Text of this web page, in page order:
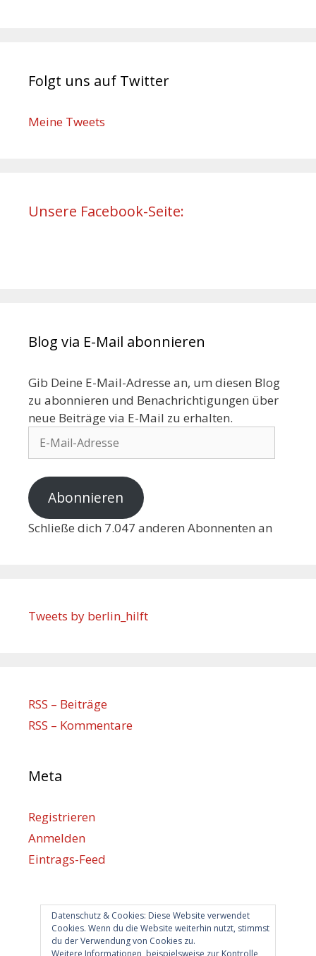
Folgt uns auf Twitter
Meine Tweets
Unsere Facebook-Seite:
Blog via E-Mail abonnieren
Gib Deine E-Mail-Adresse an, um diesen Blog
zu abonnieren und Benachrichtigungen über
neue Beiträge via E-Mail zu erhalten.
Abonnieren
Schließe dich 7.047 anderen Abonnenten an
Datenschutz & Cookies: Diese Website verwendet
Cookies. Wenn du die Website weiterhin nutzt, stimmst
du der Verwendung von Cookies zu.
Weitere Informationen, beispielsweise zur Kontrolle
Tweets by berlin_hilft
RSS – Beiträge
RSS – Kommentare
Meta
Registrieren
Anmelden
Eintrags-Feed
WordPress.org
Berlin hilft